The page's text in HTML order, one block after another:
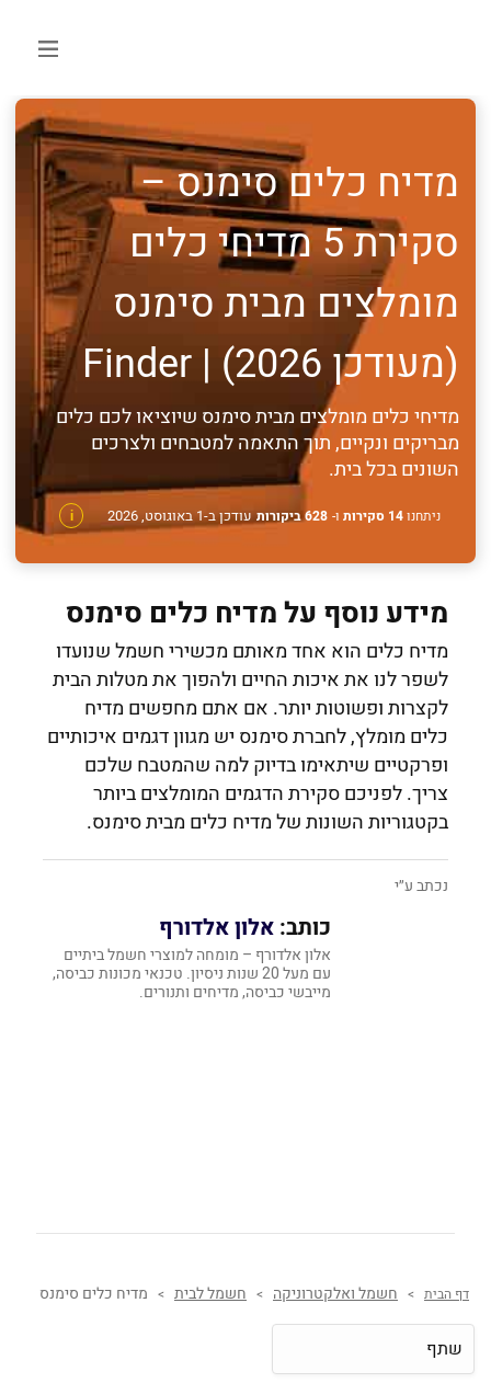
מדיח כלים סימנס –
סקירת 5 מדיחי כלים
מומלצים מבית סימנס
(מעודכן 2026) | Finder
מדיחי כלים מומלצים מבית סימנס שיוציאו לכם כלים
מבריקים ונקיים, תוך התאמה למטבחים ולצרכים
השונים בכל בית.
ניתחנו14 סקירות ו- 628 ביקורות i עודכן ב-1 באוגוסט, 2026
מידע נוסף על מדיח כלים סימנס
מדיח כלים הוא אחד מאותם מכשירי חשמל שנועדו
לשפר לנו את איכות החיים ולהפוך את מטלות הבית
לקצרות ופשוטות יותר. אם אתם מחפשים מדיח
כלים מומלץ, לחברת סימנס יש מגוון דגמים איכותיים
ופרקטיים שיתאימו בדיוק למה שהמטבח שלכם
צריך. לפניכם סקירת הדגמים המומלצים ביותר
בקטגוריות השונות של מדיח כלים מבית סימנס.
נכתב ע״י
כותב: אלון אלדורף
אלון אלדורף – מומחה למוצרי חשמל ביתיים
עם מעל 20 שנות ניסיון. טכנאי מכונות כביסה,
מייבשי כביסה, מדיחים ותנורים.
דף הבית > חשמל ואלקטרוניקה > חשמל לבית > מדיח כלים סימנס
שתף